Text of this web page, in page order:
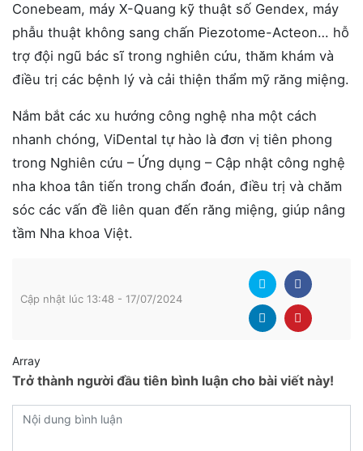
Conebeam, máy X-Quang kỹ thuật số Gendex, máy
phẫu thuật không sang chấn Piezotome-Acteon… hỗ
trợ đội ngũ bác sĩ trong nghiên cứu, thăm khám và
điều trị các bệnh lý và cải thiện thẩm mỹ răng miệng.
Nắm bắt các xu hướng công nghệ nha một cách
nhanh chóng, ViDental tự hào là đơn vị tiên phong
trong Nghiên cứu – Ứng dụng – Cập nhật công nghệ
nha khoa tân tiến trong chẩn đoán, điều trị và chăm
sóc các vấn đề liên quan đến răng miệng, giúp nâng
tầm Nha khoa Việt.
Cập nhật lúc 13:48 - 17/07/2024
Array
Trở thành người đầu tiên bình luận cho bài viết này!